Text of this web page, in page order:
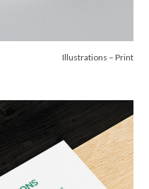
Illustrations – Print